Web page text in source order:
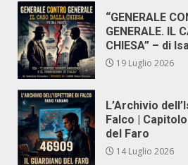
“GENERALE
GENERALE. IL
CHIESA” – di
19 Luglio 2026
L’Archivio
Falco |
del Faro
14 Luglio 2026